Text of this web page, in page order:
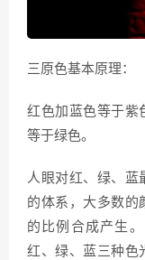
三原色基本原理：
红色加蓝色等于紫
等于绿色。
人眼对红、绿、蓝
的体系，大多数的
的比例合成产生
红、绿、蓝三种色